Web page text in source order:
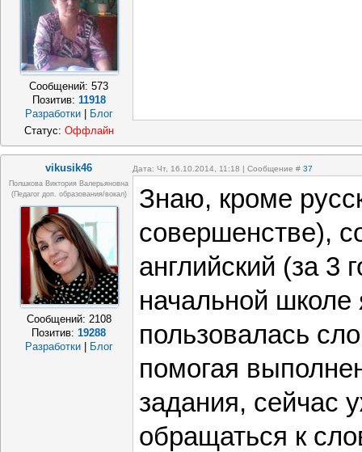
Сообщений:573
Позитив: 11918
Разработки | Блог
Статус: Оффлайн
vikusik46 Дата: Чт, 16.10.2014, 11:18 | Сообщение # 37
Полшкова Виктория Валерьяновна
(педагог доп. образования/вокал)
Сообщений: 2108
Позитив:19288
Разработки
Блог
Знаю, кроме
совершенстве),
английский (за 3
начальной школе
пользовалась
помогая
задания, сейчас
обращаться к